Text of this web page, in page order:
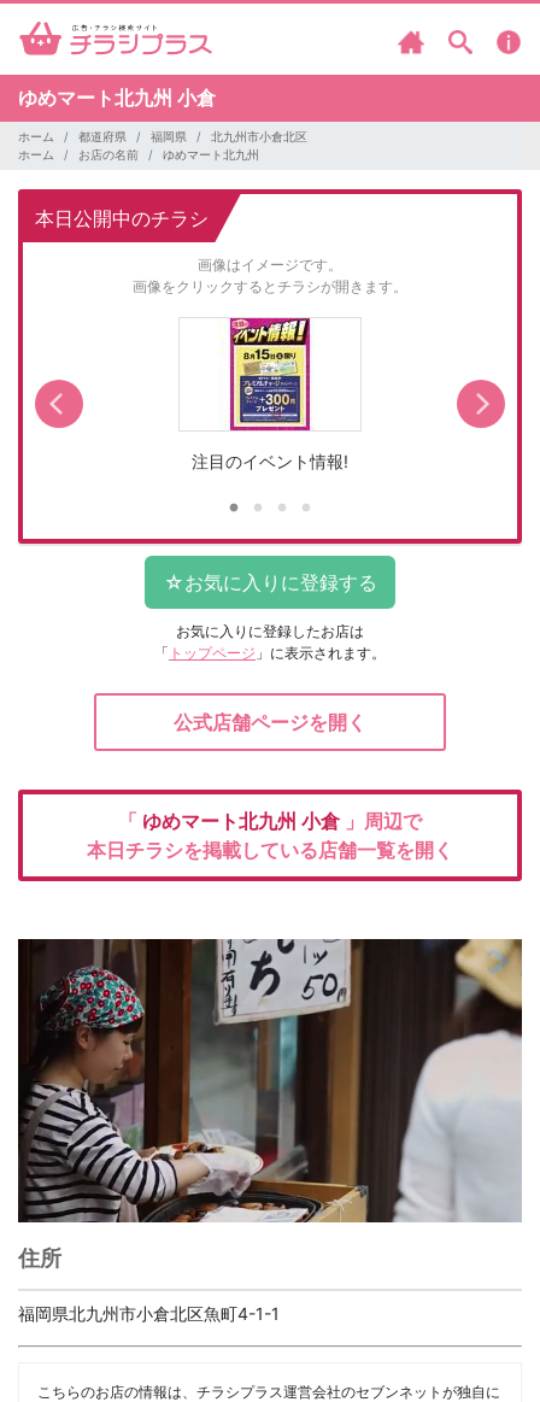
ゆめマート北九州 小倉
ホーム 都道府県 福岡県
北九州市小倉北区
ホーム
お店の名前 ゆめマート北九州
本日公開中のチラシ
画像はイメージです。
画像をクリックするとチラシが開きます。
注目のイベント情報!
お気に入りに登録したお店は
「 トップページ 」に表示されます。
公式店舗ページを開く
「 ゆめマート北九州 小倉 」周辺で
本日チラシを掲載している店舗一覧を開く
住所
福岡県北九州市小倉北区魚町4-1-1
こちらのお店の情報は、チラシプラス運営会社のセブンネットが独自に